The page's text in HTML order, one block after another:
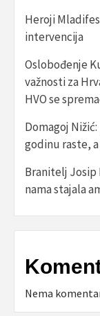
Heroji
intervencija
Oslobođenje
važnosti za
HVO se
Domagoj
godinu raste,
Branitelj Josip
nama stajala
Nema